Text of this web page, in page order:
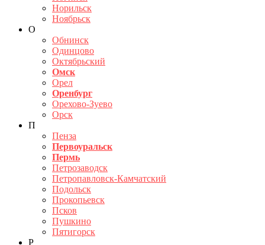
Норильск
Ноябрьск
О
Обнинск
Одинцово
Октябрьский
Омск
Орел
Оренбург
Орехово-Зуево
Орск
П
Пенза
Первоуральск
Пермь
Петрозаводск
Петропавловск-Камчатский
Подольск
Прокопьевск
Псков
Пушкино
Пятигорск
Р